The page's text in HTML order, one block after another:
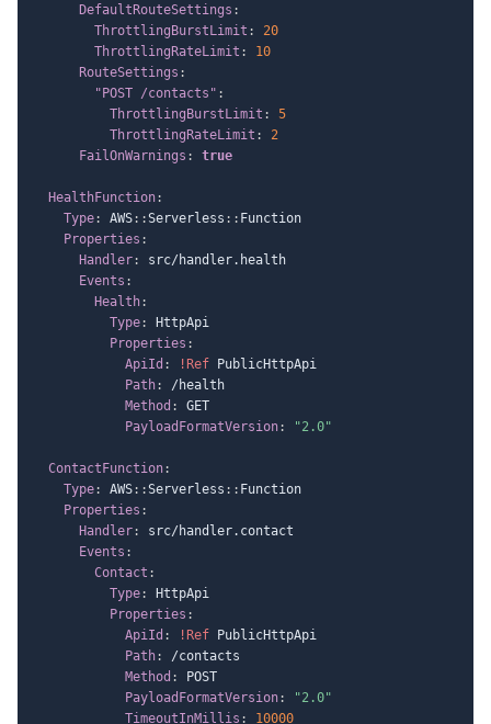
DefaultRouteSettings :
ThrottlingBurstLimit :
20
ThrottlingRateLimit :
10
RouteSettings :
"POST /contacts" :
ThrottlingBurstLimit :
5
ThrottlingRateLimit :
2
FailOnWarnings : true
HealthFunction:
Type: AWS: :Serverless : : Function
Properties :
Handler:
src/handler.health
Events :
Health:
Type:
HttpApi
Properties :
ApiId : !Ref PublicHttpApi
Path:
/health
Method :
GET
PayloadFormatVersion: "2.0"
ContactFunction:
Type: AWS: :Serverless : : Function
Properties :
Handler:
src/handler.contact
Events :
Contact :
Type:
HttpApi
Properties :
ApiId : !Ref PublicHttpApi
Path:
/contacts
Method :
POST
PayloadFormatVersion:
"2.0"
TimeoutInMillis : 10000